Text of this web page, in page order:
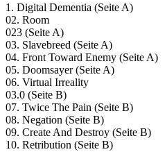
1. Digital Dementia (Seite A)
02. Room
023 (Seite A)
03. Slavebreed (Seite A)
04. Front Toward Enemy (Seite A)
05. Doomsayer (Seite A)
06. Virtual Irreality
03.0 (Seite B)
07. Twice The Pain (Seite B)
08. Negation (Seite B)
09. Create And Destroy (Seite B)
10. Retribution (Seite B)